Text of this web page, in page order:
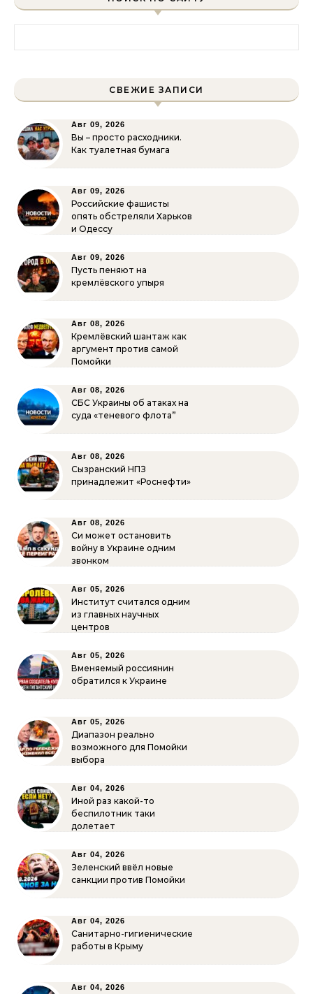
СВЕЖИЕ ЗАПИСИ
Авг 09, 2026
Вы – просто расходники.
Как туалетная бумага
Авг 09, 2026
Российские фашисты
опять обстреляли Харьков
и Одессу
Авг 09, 2026
Пусть пеняют на
кремлёвского упыря
Авг 08, 2026
Кремлёвский шантаж как
аргумент против самой
Помойки
Авг 08, 2026
СБС Украины об атаках на
суда «теневого флота”
Авг 08, 2026
Сызранский НПЗ
принадлежит «Роснефти»
Авг 08, 2026
Си может остановить
войну в Украине одним
звонком
Авг 05, 2026
Институт считался одним
из главных научных
центров
Авг 05, 2026
Вменяемый россиянин
обратился к Украине
Авг 05, 2026
Диапазон реально
возможного для Помойки
выбора
Авг 04, 2026
Иной раз какой-то
беспилотник таки
долетает
Авг 04, 2026
Зеленский ввёл новые
санкции против Помойки
Авг 04, 2026
Санитарно-гигиенические
работы в Крыму
Авг 04, 2026